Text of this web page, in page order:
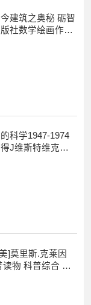
建筑之奥秘 砺智
社数学绘画作品
构上的美
科学1947-1974
J维斯特维克上
学类科普读物实
]莫里斯.克莱因
物 科普综合 自